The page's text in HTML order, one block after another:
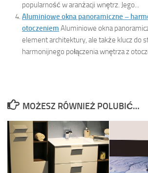
popularność w aranżacji wnętrz. Jego...
Aluminiowe okna panoramiczne –
otoczeniem Aluminiowe okna
element architektury, ale także klucz do
harmonijnego połączenia wnętrza z
MOŻESZ RÓWNIEŻ POLUBIĆ…